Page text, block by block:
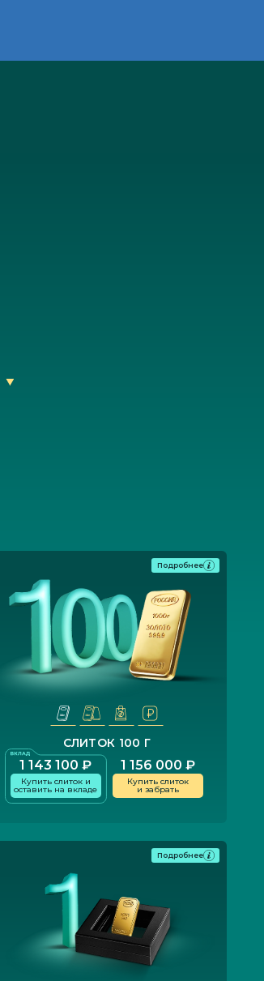
Подробнее
СЛИТОК 100 Г
1 143 100 ₽
Купить слиток и
оставить на вкладе
1 156 000 ₽
Купить слиток
и забрать
Подробнее